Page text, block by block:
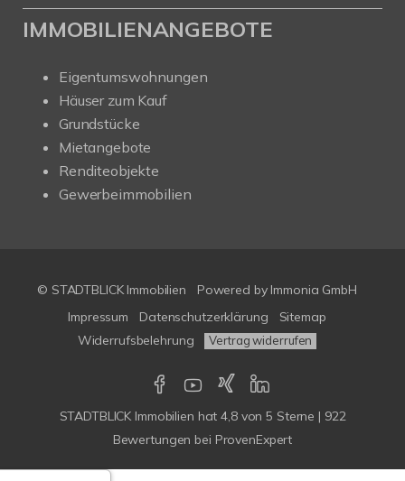
IMMOBILIENANGEBOTE
Eigentumswohnungen
Häuser zum Kauf
Grundstücke
Mietangebote
Renditeobjekte
Gewerbeimmobilien
© STADTBLICK Immobilien Powered by Immonia GmbH
Impressum
Datenschutzerklärung
Sitemap
Widerrufsbelehrung
Vertrag widerrufen
STADTBLICK Immobilien hat4,8von5 Sterne | 922
Bewertungen bei ProvenExpert